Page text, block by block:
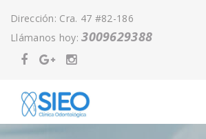
Dirección: Cra. 47 #82-186
Llámanos hoy:3009629388